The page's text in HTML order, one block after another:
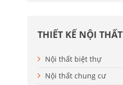
THIẾT KẾ NỘI THẤT
Nội thất biệt thự
Nội thất chung cư